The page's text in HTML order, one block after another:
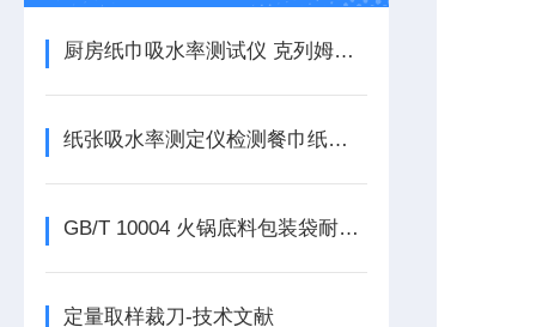
厨房纸巾吸水率测试仪 克列姆吸收性测试仪
纸张吸水率测定仪检测餐巾纸的吸水率
GB/T 10004 火锅底料包装袋耐压强度测试仪的试验方法与应用
定量取样裁刀-技术文献